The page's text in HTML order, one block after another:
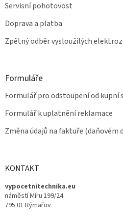
Servisní pohotovost
Doprava a platba
Zpětný odběr vysloužilých
Formuláře
Formulář pro odstoupení od kupní
Formulář k uplatnění reklamace
Změna údajů na faktuře (daňovém
KONTAKT
vypocetnitechnika.eu
náměstí Míru 199/24
795 01 Rýmařov